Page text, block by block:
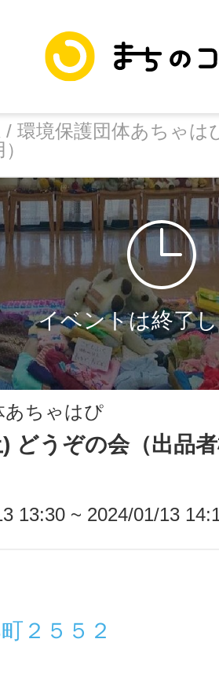
/ 環境保護団体あちゃは
イベントは終了
あちゃはぴ
どうぞの会（出品
13:30 ~ 2024/01/13
２５５２
トップ
スポットに
域に導入を